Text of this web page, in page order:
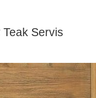
Servis